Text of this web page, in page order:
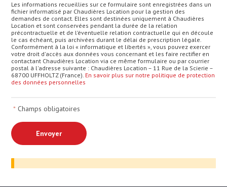
Les informations recueillies sur ce formulaire sont enregistrées dans un
fichier informatisé par Chaudières Location pour la gestion des
demandes de contact. Elles sont destinées uniquement à Chaudières
Location et sont conservées pendant la durée de la relation
précontractuelle et de l’éventuelle relation contractuelle qui en découle
le cas échéant, puis archivées durant le délai de prescription légale.
Conformément à la loi « informatique et libertés », vous pouvez exercer
votre droit d'accès aux données vous concernant et les faire rectifier en
contactant Chaudières Location via ce même formulaire ou par courrier
postal à l'adresse suivante : Chaudières Location – 11 Rue de la Scierie –
68700 UFFHOLTZ (France). En savoir plus sur notre politique de protection
des données personnelles
* Champs obligatoires